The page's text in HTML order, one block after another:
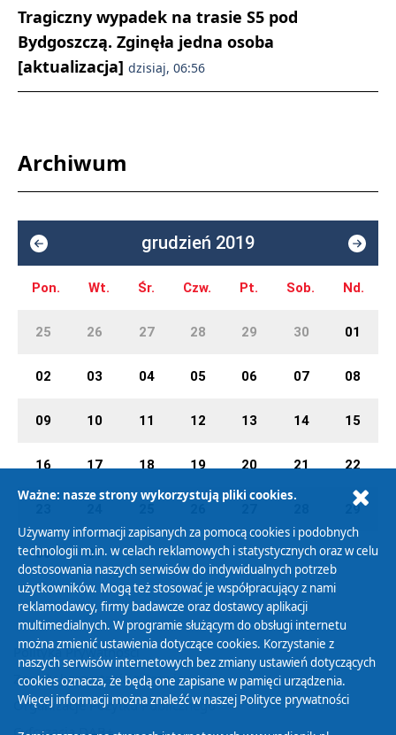
Tragiczny wypadek na trasie S5 pod
Bydgoszczą. Zginęła jedna osoba
[aktualizacja] dzisiaj, 06:56
Archiwum
grudzień 2019
Pon. Wt. Śr. Czw. Pt. Sob. Nd.
25 26 27 28 29 30 01
02 03 04 05 06 07 08
09 10 11 12 13 14 15
16 17 18 19 20 21 22
29
30 31 01 02 03 04 05
Polityka Prywatności
Zasady korzystania z Serwisu
Organizacje Pożytku Publicznego
Cyfryzacja DAB+
Ważne: nasze strony wykorzystują pliki cookies.
Używamy informacji zapisanych za pomocą cookies i podobnych
technologii m.in. w celach reklamowych i statystycznych oraz w celu
dostosowania naszych serwisów do indywidualnych potrzeb
użytkowników. Mogą też stosować je współpracujący z nami
reklamodawcy, firmy badawcze oraz dostawcy aplikacji
multimedialnych. W programie służącym do obsługi internetu
można zmienić ustawienia dotyczące cookies. Korzystanie z
naszych serwisów internetowych bez zmiany ustawień dotyczących
cookies oznacza, że będą one zapisane w pamięci urządzenia.
Więcej informacji można znaleźć w naszej Polityce prywatności